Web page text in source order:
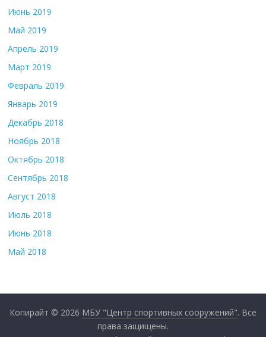
Июнь 2019
Май 2019
Апрель 2019
Март 2019
Февраль 2019
Январь 2019
Декабрь 2018
Ноябрь 2018
Октябрь 2018
Сентябрь 2018
Август 2018
Июль 2018
Июнь 2018
Май 2018
Копирайт © 2026 МБУ "Центр спортивных сооружений". Все
права защищены.